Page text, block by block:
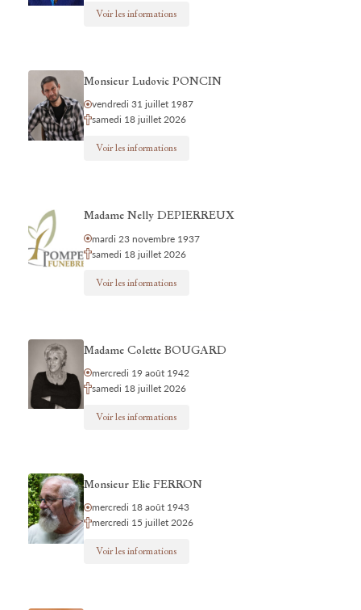
Voir les informations
Monsieur Ludovic PONCIN
vendredi 31 juillet 1987
samedi 18 juillet 2026
Voir les informations
Madame Nelly DEPIERREUX
mardi 23 novembre 1937
samedi 18 juillet 2026
Voir les informations
Madame Colette BOUGARD
mercredi 19 août 1942
samedi 18 juillet 2026
Voir les informations
Monsieur Elie FERRON
mercredi 18 août 1943
mercredi 15 juillet 2026
Voir les informations